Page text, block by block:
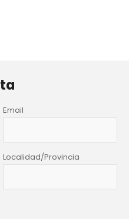
Email
Localidad/Provincia